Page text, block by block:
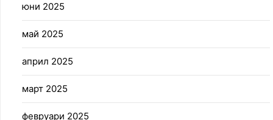
юни 2025
май 2025
април 2025
март 2025
февруари 2025